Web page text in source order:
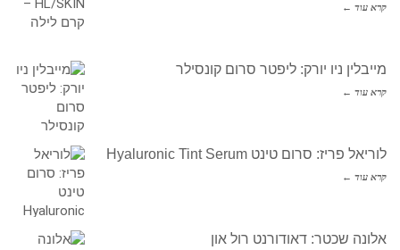
קרא עוד ←
מייבלין ניו יורק: ליפטר סרום קונסילר
קרא עוד ←
לוריאל פריז: סרום טינט Hyaluronic Tint Serum
קרא עוד ←
אלונה שכטר: דאודורנט רול און